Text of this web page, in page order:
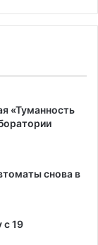
«Туманность
снова в
с 19